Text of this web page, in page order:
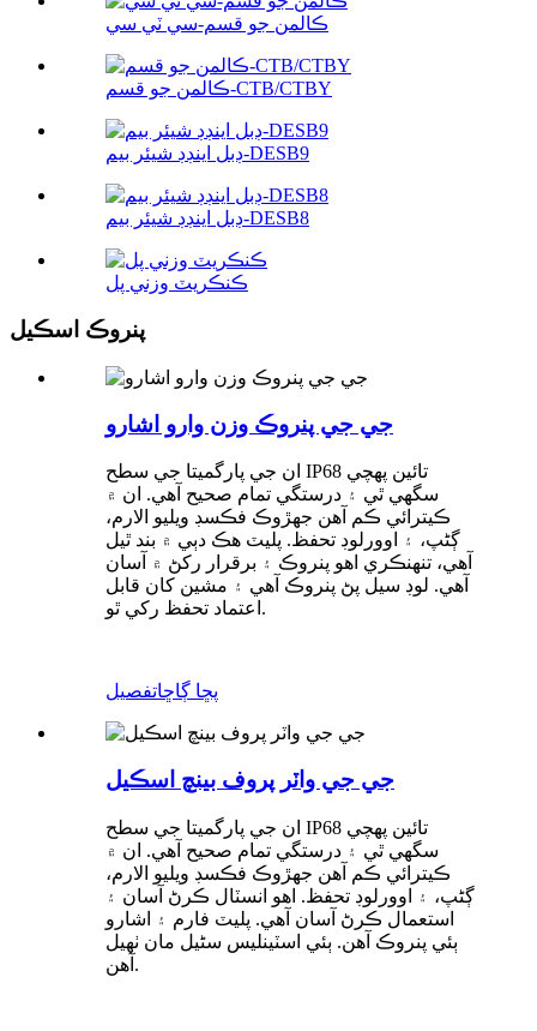
ڪالمن جو قسم-سي ٽي سي
ڪالمن جو قسم-CTB/CTBY
ڊبل اينڊڊ شيئر بيم-DESB9
ڊبل اينڊڊ شيئر بيم-DESB8
ڪنڪريٽ وزني پل
پنروڪ اسڪيل
جي جي پنروڪ وزن وارو اشارو
ان جي پارگميتا جي سطح IP68 تائين پهچي
سگهي ٿي ۽ درستگي تمام صحيح آهي. ان ۾
ڪيترائي ڪم آهن جهڙوڪ فڪسڊ ويليو الارم،
ڳڻپ، ۽ اوورلوڊ تحفظ. پليٽ هڪ دٻي ۾ بند ٿيل
آهي، تنهنڪري اهو پنروڪ ۽ برقرار رکڻ ۾ آسان
آهي. لوڊ سيل پڻ پنروڪ آهي ۽ مشين کان قابل
اعتماد تحفظ رکي ٿو.
پڇا ڳاڇاتفصيل
جي جي واٽر پروف بينچ اسڪيل
ان جي پارگميتا جي سطح IP68 تائين پهچي
سگهي ٿي ۽ درستگي تمام صحيح آهي. ان ۾
ڪيترائي ڪم آهن جهڙوڪ فڪسڊ ويليو الارم،
ڳڻپ، ۽ اوورلوڊ تحفظ. اهو انسٽال ڪرڻ آسان ۽
استعمال ڪرڻ آسان آهي. پليٽ فارم ۽ اشارو
ٻئي پنروڪ آهن. ٻئي اسٽينلیس سٹیل مان ٺهيل
آهن.